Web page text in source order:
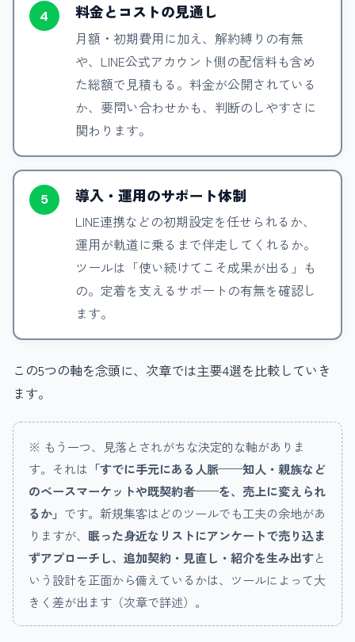
4 料金とコストの見通し
月額・初期費用に加え、解約縛りの有無
や、LINE公式アカウント側の配信料も含め
た総額で見積もる。料金が公開されている
か、要問い合わせかも、判断のしやすさに
関わります。
5 導入・運用のサポート体制
LINE連携などの初期設定を任せられるか、
運用が軌道に乗るまで伴走してくれるか。
ツールは「使い続けてこそ成果が出る」も
の。定着を支えるサポートの有無を確認し
ます。
この5つの軸を念頭に、次章では主要4選を比較していき
ます。
※ もう一つ、見落とされがちな決定的な軸がありま
す。それは 「すでに手元にある人脈——知人・親族など
のベースマーケットや既契約者——を、売上に変えられ
るか」 です。新規集客はどのツールでも工夫の余地があ
りますが、 眠った身近なリストにアンケートで売り込ま
ずアプローチし、追加契約・見直し・紹介を生み出すと
いう設計を正面から備えているかは、ツールによって大
きく差が出ます（次章で詳述）。